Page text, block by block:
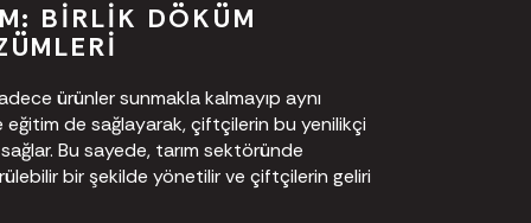
BIRLIK DÖKÜM
ürünler sunmakla kalmayıp aynı
de sağlayarak, çiftçilerin bu yenilikçi
Bu sayede, tarım sektöründe
bir şekilde yönetilir ve çiftçilerin geliri